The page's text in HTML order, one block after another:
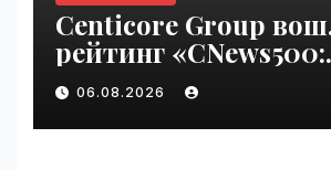
Centicore Group
рейтинг «CNews500:
Крупнейшие ИТ-
России» | VseTime.ru
06.08.2026